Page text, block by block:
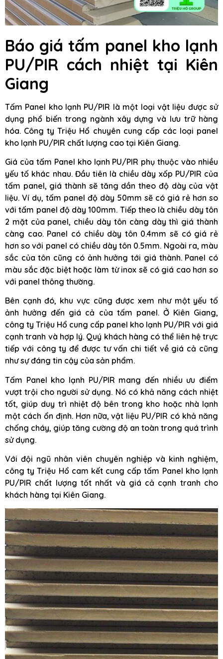
Báo giá tấm panel kho lạnh
PU/PIR cách nhiệt tại Kiên
Giang
Tấm Panel kho lạnh PU/PIR là một loại vật liệu được sử
dụng phổ biến trong ngành xây dựng và lưu trữ hàng
hóa. Công ty Triệu Hổ chuyên cung cấp các loại panel
kho lạnh PU/PIR chất lượng cao tại Kiên Giang.
Giá của tấm Panel kho lạnh PU/PIR phụ thuộc vào nhiều
yếu tố khác nhau. Đầu tiên là chiều dày xốp PU/PIR của
tấm panel, giá thành sẽ tăng dần theo độ dày của vật
liệu. Ví dụ, tấm panel độ dày 50mm sẽ có giá rẻ hơn so
với tấm panel độ dày 100mm. Tiếp theo là chiều dày tôn
2 mặt của panel, chiều dày tôn càng dày thì giá thành
càng cao. Panel có chiều dày tôn 0.4mm sẽ có giá rẻ
hơn so với panel có chiều dày tôn 0.5mm. Ngoài ra, màu
sắc của tôn cũng có ảnh hưởng tới giá thành. Panel có
màu sắc đặc biệt hoặc làm từ inox sẽ có giá cao hơn so
với panel thông thường.
Bên cạnh đó, khu vực cũng được xem như một yếu tố
ảnh hưởng đến giá cả của tấm panel. Ở Kiên Giang,
công ty Triệu Hổ cung cấp panel kho lạnh PU/PIR với giá
cạnh tranh và hợp lý. Quý khách hàng có thể liên hệ trực
tiếp với công ty để được tư vấn chi tiết về giá cả cũng
như sự đáng tin cậy của sản phẩm.
Tấm Panel kho lạnh PU/PIR mang đến nhiều ưu điểm
vượt trội cho người sử dụng. Nó có khả năng cách nhiệt
tốt, giúp duy trì nhiệt độ bên trong kho hoặc nhà lạnh
một cách ổn định. Hơn nữa, vật liệu PU/PIR có khả năng
chống cháy, giúp tăng cường độ an toàn trong quá trình
sử dụng.
Với đội ngũ nhân viên chuyên nghiệp và kinh nghiệm,
công ty Triệu Hổ cam kết cung cấp tấm Panel kho lạnh
PU/PIR chất lượng tốt nhất và giá cả cạnh tranh cho
khách hàng tại Kiên Giang.